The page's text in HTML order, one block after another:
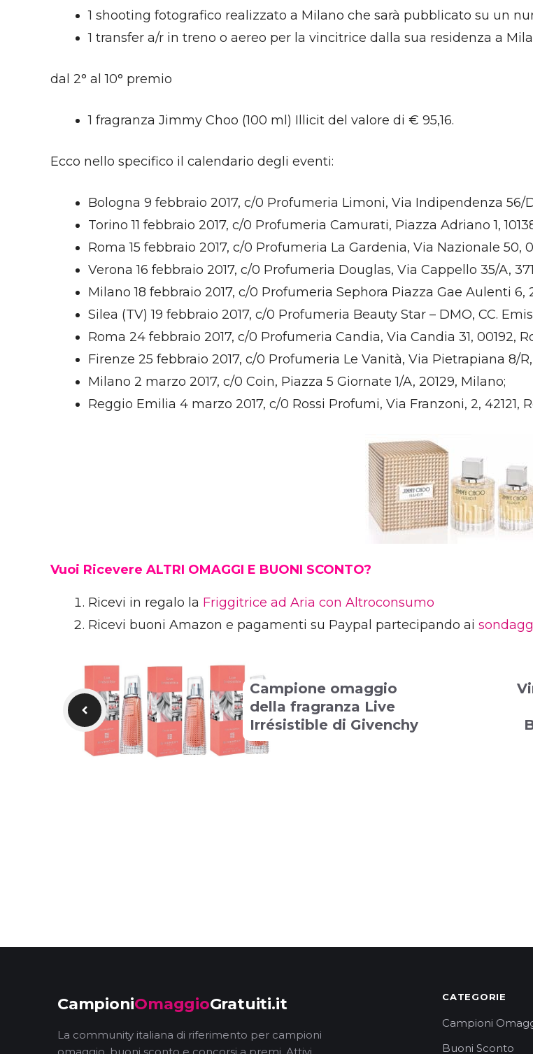
1 shooting fotografico realizzato a Milano che sarà pubblicato su un
1 transfer a/r in treno o aereo per la vincitrice dalla sua residenza a
dal 2° al 10° premio
1 fragranza Jimmy Choo (100 ml) Illicit del valore di € 95,16.
Ecco nello specifico il calendario degli eventi:
Bologna 9 febbraio 2017, c/0 Profumeria Limoni, Via Indipendenza 56/
Torino 11 febbraio 2017, c/0 Profumeria Camurati, Piazza Adriano 1,
Roma 15 febbraio 2017, c/0 Profumeria La Gardenia, Via Nazionale 50,
Verona 16 febbraio 2017, c/0 Profumeria Douglas, Via Cappello 35/A,
Milano 18 febbraio 2017, c/0 Profumeria Sephora Piazza Gae Aulenti 6,
Silea (TV) 19 febbraio 2017, c/0 Profumeria Beauty Star – DMO, CC.
Roma 24 febbraio 2017, c/0 Profumeria Candia, Via Candia 31, 00192,
Firenze 25 febbraio 2017, c/0 Profumeria Le Vanità, Via Pietrapiana 8/R,
Milano 2 marzo 2017, c/0 Coin, Piazza 5 Giornate 1/A, 20129, Milano;
Reggio Emilia 4 marzo 2017, c/0 Rossi Profumi, Via Franzoni, 2, 42121,
Vuoi Ricevere ALTRI OMAGGI E BUONI SCONTO?
Ricevi in regalo la Friggitrice ad Aria con Altroconsumo
Ricevi buoni Amazon e pagamenti su Paypal partecipando ai
Campione omaggio
della fragranza Live
Irrésistible di Givenchy
CampioniOmaggioGratuiti.it
La community italiana di riferimento per campioni
CATEGORIE
Campioni
Buoni Sconto